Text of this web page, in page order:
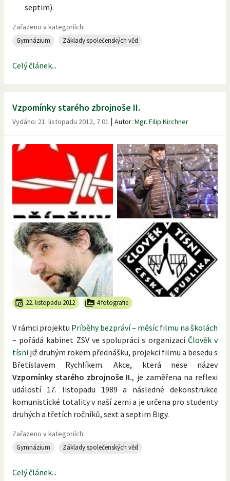
septim).
Zařazeno v kategoriích:
Gymnázium Základy společenských věd
Celý článek...
Vzpomínky starého zbrojnoše II.
Vydáno: 21. listopadu 2012, 7.01 | Autor: Mgr. Filip Kirchner
22. listopadu 2012 4 fotografie
V rámci projektu Príběhy bezpráví – měsíc filmu na školách
– pořádá kabinet ZSV ve spolupráci s organizací Člověk v
tísni již druhým rokem přednášku, projekci filmu a besedu s
Břetislavem Rychlíkem. Akce, která nese název
Vzpomínky starého zbrojnoše II., je zaměřena na reflexi
událostí 17. listopadu 1989 a následné dekonstrukce
komunistické totality v naší zemi a je určena pro studenty
druhých a třetích ročníků, sext a septim Bigy.
Zařazeno v kategoriích:
Gymnázium Základy společenských věd
Celý článek...